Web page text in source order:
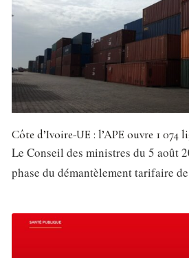
Côte d’Ivoire-UE : l’APE ouvre 1 074
Le Conseil des ministres du 5 août
phase du démantèlement tarifaire de